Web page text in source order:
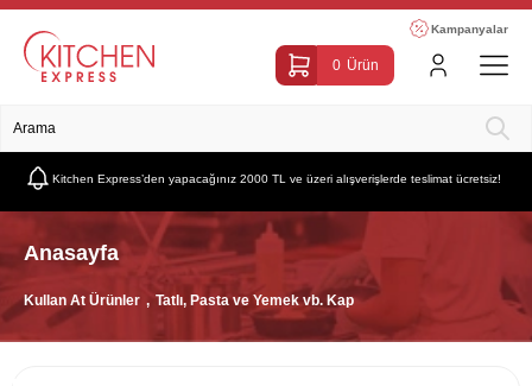
Kampanyalar
0 Ürün
Kitchen Express’den yapacağınız 2000 TL ve üzeri alışverişlerde teslimat ücretsiz!
Anasayfa
Kullan At Ürünler Tatlı, Pasta ve Yemek vb. Kap